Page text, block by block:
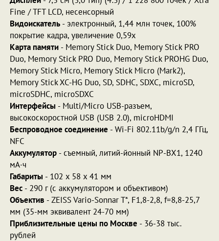
Fine / TFT LCD, несенсорный
Видоискатель - электронный, 1,44 млн точек, 100%
покрытие кадра, увеличение 0,59х
Карта памяти - Memory Stick Duo, Memory Stick PRO
Duo, Memory Stick PRO Duo, Memory Stick PROHG Duo,
Memory Stick Micro, Memory Stick Micro (Mark2),
Memory Stick XC-HG Duo, SD, SDHC, SDXC, microSD,
microSDHC, microSDXC
Интерфейсы - Multi/Micro USB-разъем,
высокоскоростной USB (USB 2.0), microHDMI
Беспроводное соединение - Wi-Fi 802.11b/g/n 2,4 ГГц,
NFC
Аккумулятор - съемный, литий-йонный NP-BX1, 1240
мА­·ч
Габариты - 102 x 58 x 41 мм
Вес - 290 г (с аккумулятором и объективом)
Объектив - ZEISS Vario-Sonnar T*, F1,8-2,8, f=8,8-25,7
мм (35-мм эквивалент 24-70 мм)
Приблизительные цены по Москве - 36-38 тыс.
рублей